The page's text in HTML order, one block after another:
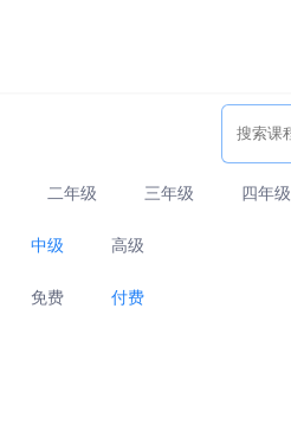
二年级 三年级 四年级
中级 高级
免费 付费